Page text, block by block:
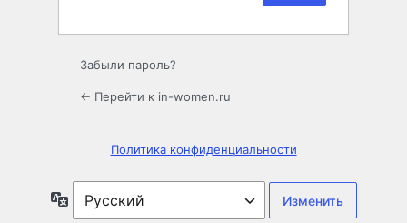
Забыли пароль?
← Перейти к in-women.ru
Политика конфиденциальности
Язык